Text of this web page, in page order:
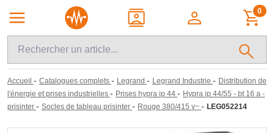
0
Accueil - Catalogues complets - Legrand - Legrand Industrie - Distribution de
l'énergie et prises industrielles - Prises hypra ip 44 - Hypra ip 44/55 - bt 16 a -
prisinter - Socles de tableau prisinter - Rouge 380/415 v~ - LEG052214